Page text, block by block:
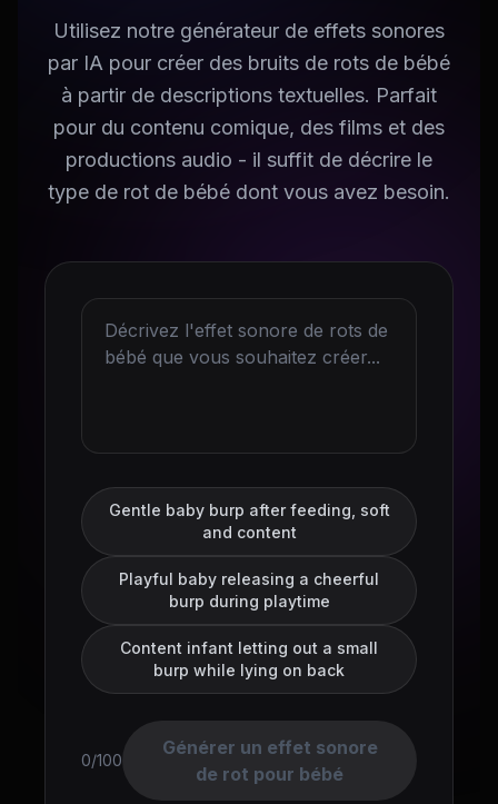
Utilisez notre générateur de effets sonores
par IA pour créer des bruits de rots de bébé
à partir de descriptions textuelles. Parfait
pour du contenu comique, des films et des
productions audio - il suffit de décrire le
type de rot de bébé dont vous avez besoin.
Gentle baby burp after feeding, soft
and content
Playful baby releasing a cheerful
burp during playtime
Content infant letting out a small
burp while lying on back
0/100
Générer un effet sonore
de rot pour bébé